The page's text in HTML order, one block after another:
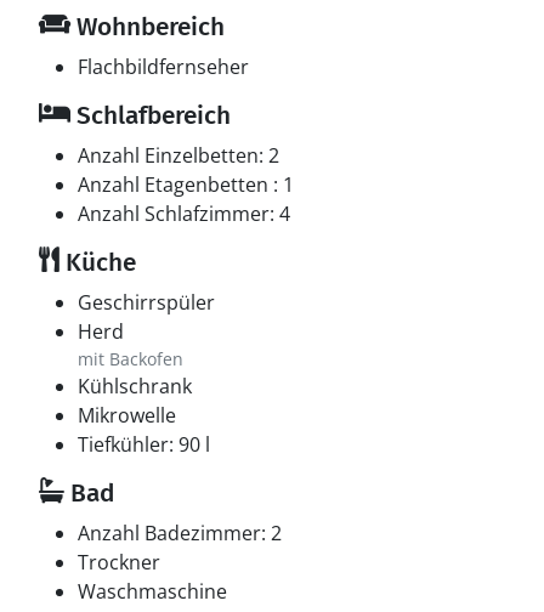
Wohnbereich
Flachbildfernseher
Schlafbereich
Anzahl Einzelbetten: 2
Anzahl Etagenbetten : 1
Anzahl Schlafzimmer: 4
Küche
Geschirrspüler
Herd
mit Backofen
Kühlschrank
Mikrowelle
Tiefkühler: 90 l
Bad
Anzahl Badezimmer: 2
Trockner
Waschmaschine